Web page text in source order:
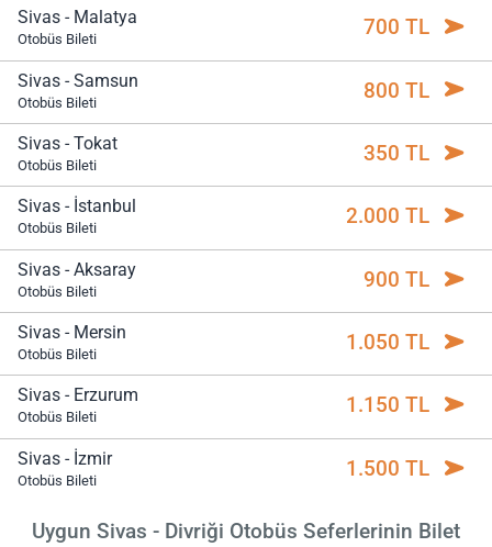
Sivas - Malatya
Otobüs Bileti 700 TL
Sivas - Samsun
Otobüs Bileti 800 TL
Sivas - Tokat
Otobüs Bileti 350 TL
Sivas - İstanbul
Otobüs Bileti 2.000 TL
Sivas - Aksaray
Otobüs Bileti 900 TL
Sivas - Mersin
Otobüs Bileti 1.050 TL
Sivas - Erzurum
Otobüs Bileti 1.150 TL
Sivas - İzmir
Otobüs Bileti 1.500 TL
Uygun Sivas - Divriği Otobüs Seferlerinin Bilet